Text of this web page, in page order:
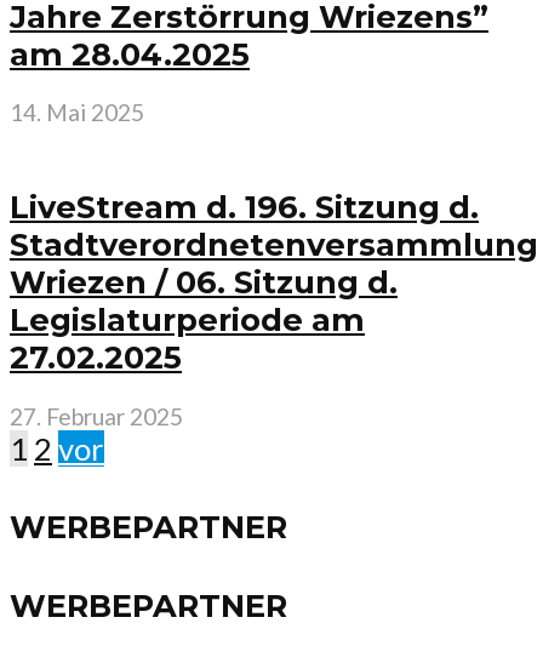
Jahre Zerstörrung Wriezens”
am 28.04.2025
14. Mai 2025
LiveStream d. 196. Sitzung d.
Stadtverordnetenversammlung
Wriezen / 06. Sitzung d.
Legislaturperiode am
27.02.2025
27. Februar 2025
1 2 vor
WERBEPARTNER
WERBEPARTNER